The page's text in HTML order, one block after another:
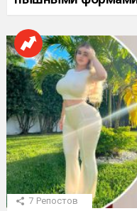
7 Репостов